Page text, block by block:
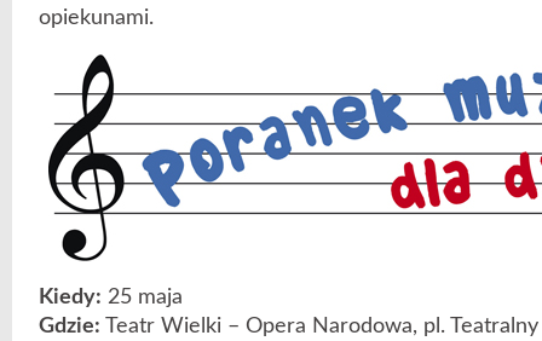
opiekunami.
Kiedy: 25 maja
Gdzie: Teatr Wielki – Opera Narodowa, pl.